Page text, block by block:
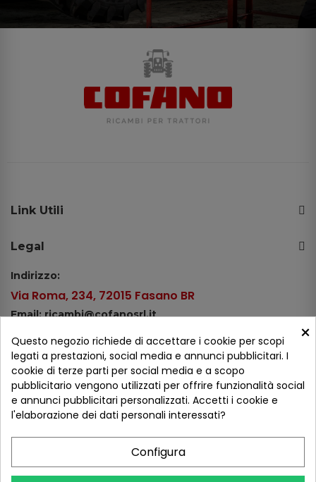
Link Utili
Legal
Indirizzo:
Via Roma, 234, 72015 Fasano BR
Email: ricambi@cofanosrl.it
Tel.: +39 080 44 13 478
WhatsApp: +39 334 98 51 100
Metodi di pagamento
×
Questo negozio richiede di accettare i cookie per scopi
legati a prestazioni, social media e annunci pubblicitari. I
cookie di terze parti per social media e a scopo
pubblicitario vengono utilizzati per offrire funzionalità social
e annunci pubblicitari personalizzati. Accetti i cookie e
l'elaborazione dei dati personali interessati?
Configura